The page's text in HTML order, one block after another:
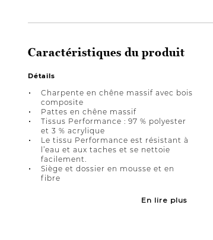
Caractéristiques du produit
Détails
Charpente en chêne massif avec bois
composite
Pattes en chêne massif
Tissus Performance : 97 % polyester
et 3 % acrylique
Le tissu Performance est résistant à
l’eau et aux taches et se nettoie
facilement.
Siège et dossier en mousse et en
fibre
En lire plus